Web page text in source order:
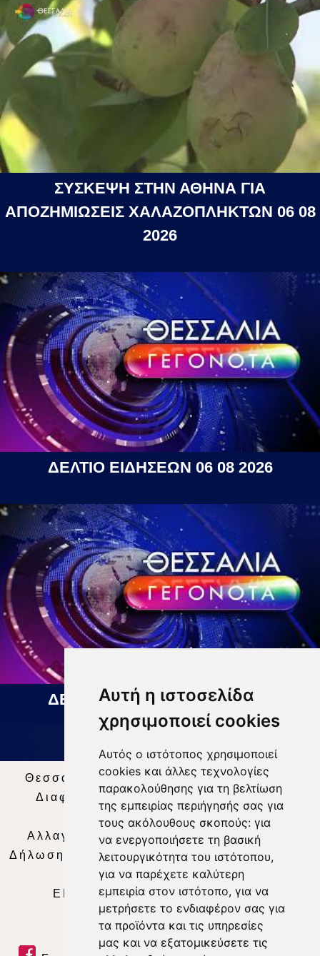
Αυτή η ιστοσελίδα
χρησιμοποιεί cookies
Αυτός ο ιστότοπος χρησιμοποιεί
cookies και άλλες τεχνολογίες
παρακολούθησης για τη βελτίωση
της εμπειρίας περιήγησής σας για
τους ακόλουθους σκοπούς: για
να ενεργοποιήσετε τη βασική
λειτουργικότητα του ιστότοπου,
για να παρέχετε καλύτερη
εμπειρία στον ιστότοπο, για να
μετρήσετε το ενδιαφέρον σας για
τα προϊόντα και τις υπηρεσίες
μας και να εξατομικεύσετε τις
ΣΥΣΚΕΨΗ ΣΤΗΝ ΑΘΗΝΑ ΓΙΑ
ΑΠΟΖΗΜΙΩΣΕΙΣ ΧΑΛΑΖΟΠΛΗΚΤΩΝ 06 08
2026
ΔΕΛΤΙΟ ΕΙΔΗΣΕΩΝ 06 08 2026
ΔΕΛΤΙΟ ΕΙΔΗΣΕΩΝ 07 08 2026
Θεσσαλία Τηλεόραση|SNG Services
Διαφήμιση | Όροι Χρήσης |Δήλωση
Απορρήτου |
Περιεχόμενο
Αλλαγή Προτιμήσεων για τα Cookies
Δήλωση συμμόρφωσης με τη σύσταση (ΕΕ)
2018/334|Ταυτότητα
ΕΝΗΜΕΡΩΣΗ |WEB TV| LIVE